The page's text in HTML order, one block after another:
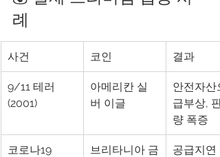
례
사건 코인 결과
9/11 테러
(2001)
아메리칸 실
버 이글
안전자산
급부상, 판
량 폭증
코로나19
브리타니아 금
공급지연